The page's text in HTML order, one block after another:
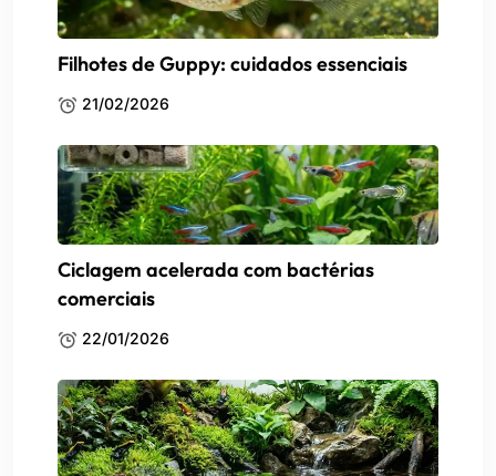
Filhotes de Guppy: cuidados essenciais
21/02/2026
Ciclagem acelerada com bactérias
comerciais
22/01/2026